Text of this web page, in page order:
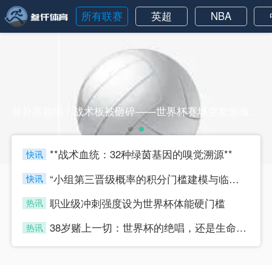
所有联赛 英超 NBA
快讯
**战术血统：32种绿茵基因的嗅觉溯源**
快讯
“小组第三晋级概率的积分门槛建模与临界值判定研究”
热讯 职业级冲刺强度设为世界杯体能硬门槛
热讯
38岁赌上一切：世界杯的绝唱，还是生命的最后冲刺？